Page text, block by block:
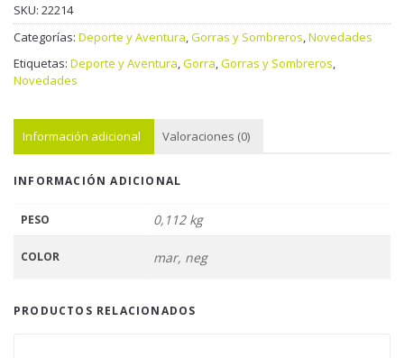
SKU: 22214
Categorías: Deporte y Aventura,Gorras y Sombreros,Novedades
Etiquetas: Deporte y Aventura,Gorra,Gorras y Sombreros,
Novedades
Información adicional Valoraciones (0)
INFORMACIÓN ADICIONAL
PESO 0,112 kg
COLOR mar, neg
PRODUCTOS RELACIONADOS